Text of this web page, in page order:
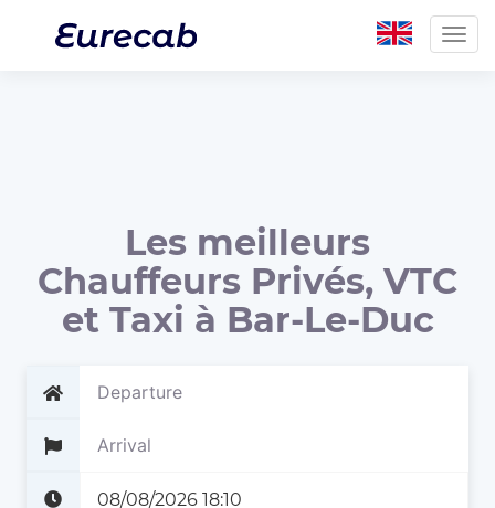
Les meilleurs
Chauffeurs Privés, VTC
et Taxi à Bar-Le-Duc